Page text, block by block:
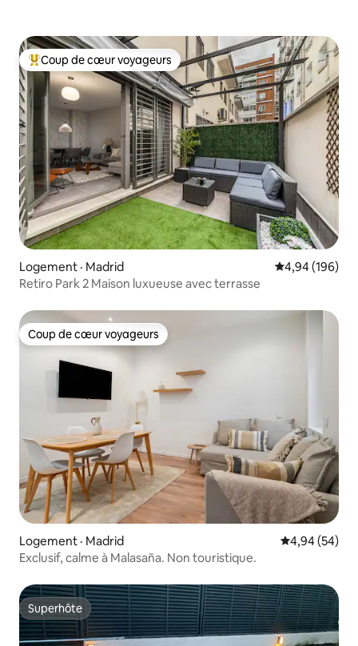
Coup de cœur voyageurs parmi les plus aimés
Coup de cœur voyageurs
Logement · Madrid Note
4,94 (196)
Retiro Park 2 Maison luxueuse avec terrasse
Coup de cœur voyageurs
Coup de cœur voyageurs
Logement · Madrid Note
4,94 (54)
Exclusif, calme à Malasaña. Non touristique.
Superhôte
Superhôte